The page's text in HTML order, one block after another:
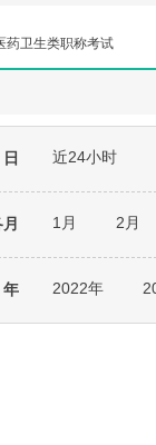
药卫生类职称考试
近24小时
1月 2月
年 2022年